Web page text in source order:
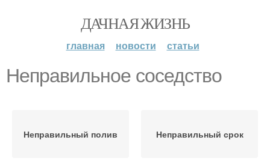
ДАЧНАЯ ЖИЗНЬ
главная новости статьи
Неправильное соседство
Неправильный полив Неправильный срок